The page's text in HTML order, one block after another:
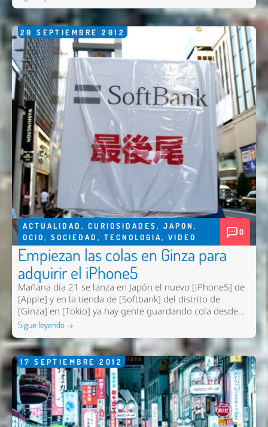
20 SEPTIEMBRE 2012
ACTUALIDAD , CURIOSIDADES, JAPON ,
OCIO, SOCIEDAD , TECNOLOGIA, VIDEO
0
Empiezan las colas en Ginza para
adquirir el iPhone5
Mañana día 21 se lanza en Japón el nuevo [iPhone5] de
[Apple] y en la tienda de [Softbank] del distrito de
[Ginza] en [Tokio] ya hay gente guardando cola desde...
Sigue leyendo →
17 SEPTIEMBRE 2012